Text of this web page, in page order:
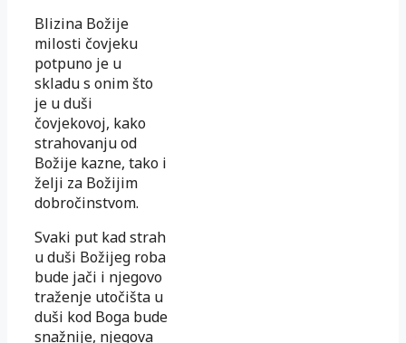
Blizina Božije
milosti čovjeku
potpuno je u
skladu s onim što
je u duši
čovjekovoj, kako
strahovanju od
Božije kazne, tako i
želji za Božijim
dobročinstvom.
Svaki put kad strah
u duši Božijeg roba
bude jači i njegovo
traženje utočišta u
duši kod Boga bude
snažnije, njegova